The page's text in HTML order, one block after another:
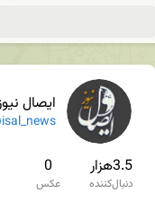
ایصال
3.5هزار
دنبال‌کننده
0
عکس